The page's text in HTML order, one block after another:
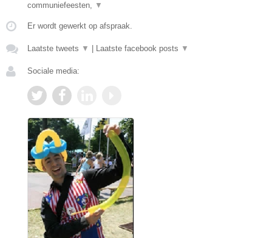
communiefeesten, ▼
Er wordt gewerkt op afspraak.
Laatste tweets ▼ Laatste facebook posts ▼
Sociale media: